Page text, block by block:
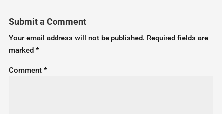
Submit a Comment
Your email address will not be published. Required fields are
marked *
Comment *